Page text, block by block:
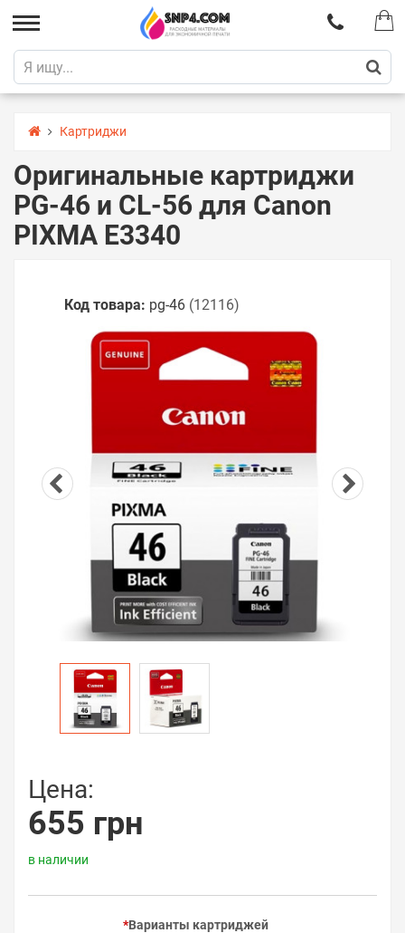
Картриджи
Оригинальные картриджи
PG-46 и CL-56 для Canon
PIXMA E3340
Код товара: pg-46 (12116)
Цена:
655 грн
в наличии
Варианты картриджей